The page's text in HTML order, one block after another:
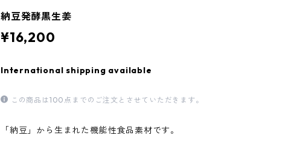
納豆発酵黒生姜
¥16,200
International shipping available
この商品は100点までのご注文とさせていただきます。
「納豆」から生まれた機能性食品素材です。